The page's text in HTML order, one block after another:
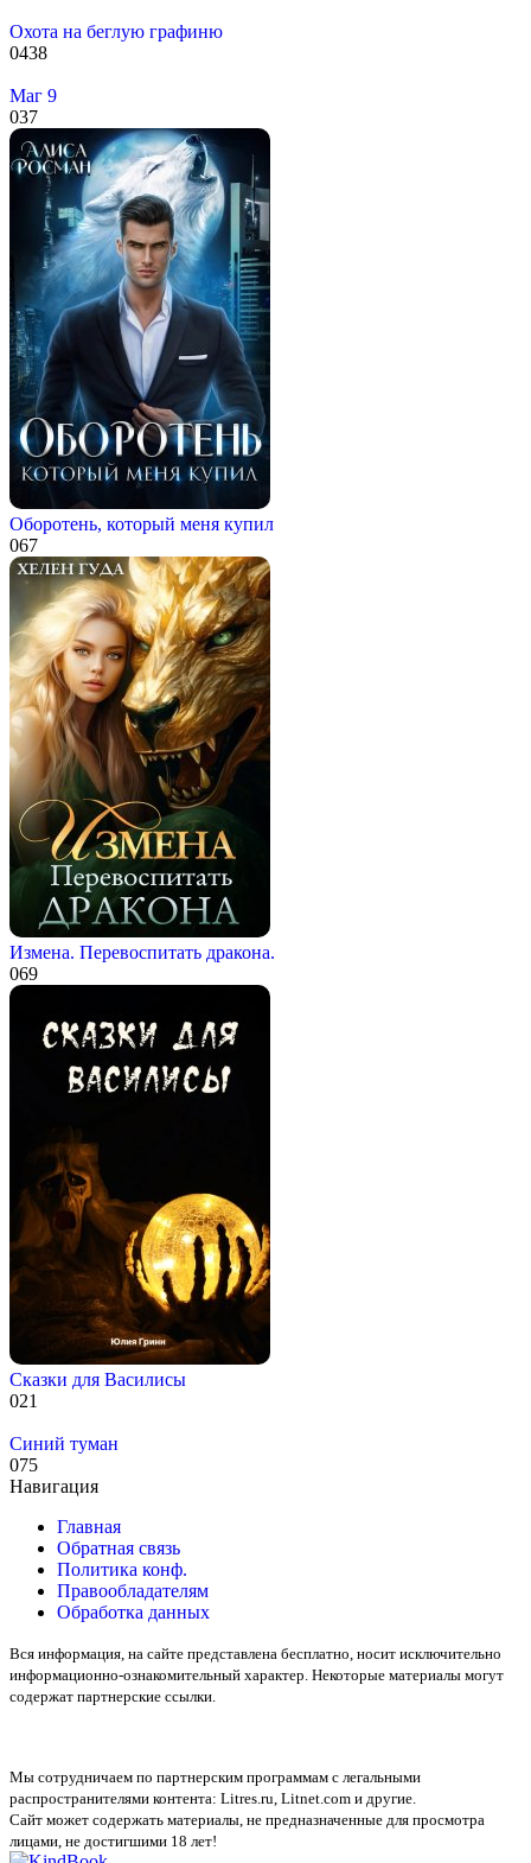
Охота на беглую графиню
0438
Маг 9
037
Оборотень, который меня купил
067
Измена. Перевоспитать дракона.
069
Сказки для Василисы
021
Синий туман
075
Навигация
Главная
Обратная связь
Политика конф.
Правообладателям
Обработка данных
Вся информация, на сайте представлена бесплатно, носит исключительно
информационно-ознакомительный характер. Некоторые материалы могут
содержат партнерские ссылки.
Мы сотрудничаем по партнерским программам с легальными
распространителями контента: Litres.ru, Litnet.com и другие.
Сайт может содержать материалы, не предназначенные для просмотра
лицами, не достигшими 18 лет!